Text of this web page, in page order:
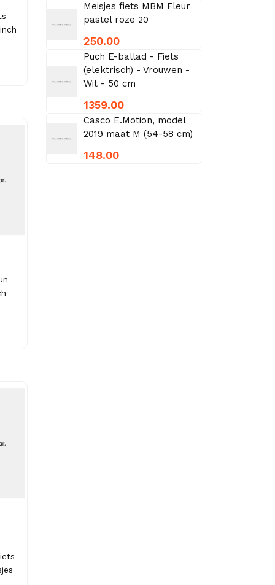
Meisjes fiets MBM Fleur
pastel roze 20
250.00
Puch E-ballad - Fiets
(elektrisch) - Vrouwen -
Wit - 50 cm
1359.00
Casco E.Motion, model
2019 maat M (54-58 cm)
148.00